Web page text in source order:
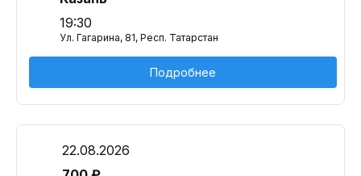
19:30
Ул. Гагарина, 81, Респ. Татарстан
Подробнее
22.08.2026